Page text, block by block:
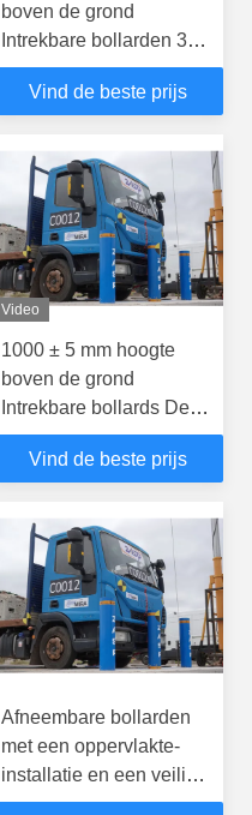
boven de grond
Intrekbare bollarden 350
mm Fundamentdiepte
voor klantvereisten
Vind de beste prijs
Video
1000 ± 5 mm hoogte
boven de grond
Intrekbare bollards De
perfecte oplossing voor
uw veiligheid
Vind de beste prijs
Afneembare bollarden
met een oppervlakte-
installatie en een veilig